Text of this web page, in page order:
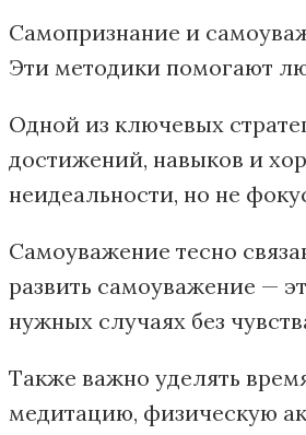
Самопризнание и
Эти методики помогают
Одной из ключевых
достижений, навыков и
неидеальности, но не
Самоуважение тесно
развить самоуважение —
нужных случаях без
Также важно уделять
медитацию, физическую